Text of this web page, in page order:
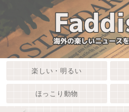
楽しい・明るい
ほっこり動物